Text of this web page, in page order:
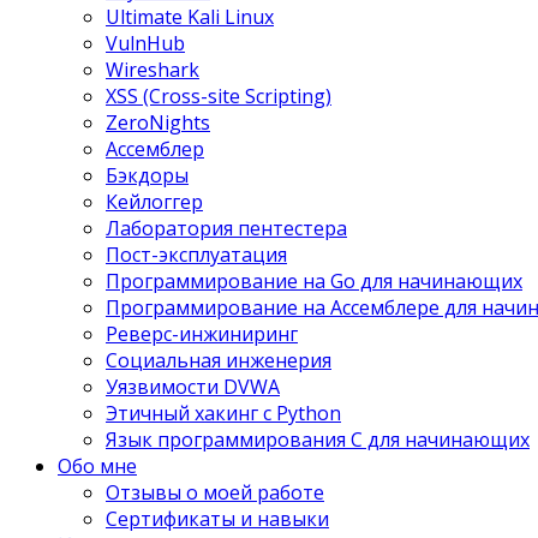
Ultimate Kali Linux
VulnHub
Wireshark
XSS (Cross-site Scripting)
ZeroNights
Ассемблер
Бэкдоры
Кейлоггер
Лаборатория пентестера
Пост-эксплуатация
Программирование на Go для начинающих
Программирование на Ассемблере для
Реверс-инжиниринг
Социальная инженерия
Уязвимости DVWA
Этичный хакинг с Python
Язык программирования С для начинающих
Обо мне
Отзывы о моей работе
Сертификаты и навыки